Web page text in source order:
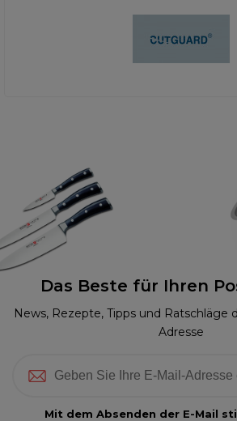
Das Beste für Ihren
News, Rezepte, Tipps und Ratschläge
Adresse
Mit dem Absenden der E-Mail